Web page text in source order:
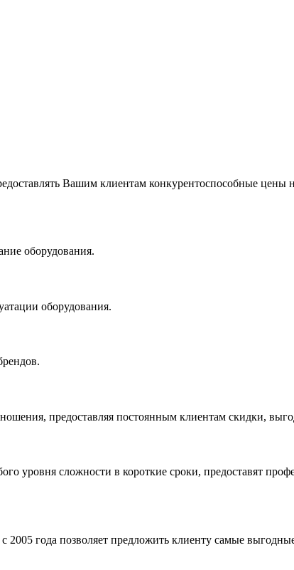
Вашим клиентам конкурентоспособные
оборудования.
оборудования.
предоставляя постоянным клиентам скидки,
уровня сложности в короткие сроки, предоставят
года позволяет предложить клиенту самые